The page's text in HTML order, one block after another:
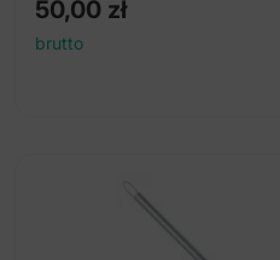
50,00 zł
brutto